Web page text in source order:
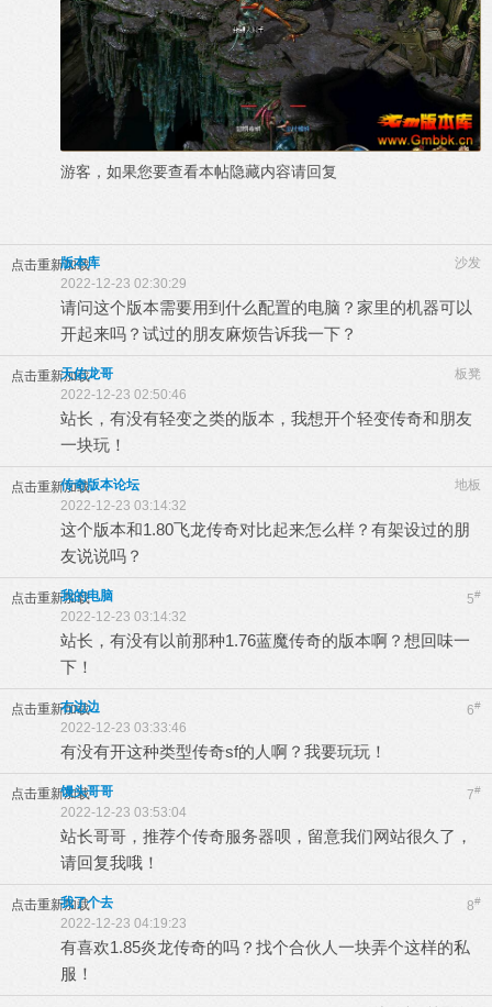
游客，如果您要查看本帖隐藏内容请回复
点击重新加载 沙发
版本库
2022-12-23 02:30:29
请问这个版本需要用到什么配置的电脑？家里的机器可以
开起来吗？试过的朋友麻烦告诉我一下？
点击重新加载 板凳
天佑龙哥
2022-12-23 02:50:46
站长，有没有轻变之类的版本，我想开个轻变传奇和朋友
一块玩！
点击重新加载 地板
传奇版本论坛
2022-12-23 03:14:32
这个版本和1.80飞龙传奇对比起来怎么样？有架设过的朋
友说说吗？
点击重新加载 5#
我的电脑
2022-12-23 03:14:32
站长，有没有以前那种1.76蓝魔传奇的版本啊？想回味一
下！
点击重新加载 6#
右边边
2022-12-23 03:33:46
有没有开这种类型传奇sf的人啊？我要玩玩！
点击重新加载 7#
馒头哥哥
2022-12-23 03:53:04
站长哥哥，推荐个传奇服务器呗，留意我们网站很久了，
请回复我哦！
点击重新加载 8#
我了个去
2022-12-23 04:19:23
有喜欢1.85炎龙传奇的吗？找个合伙人一块弄个这样的私
服！